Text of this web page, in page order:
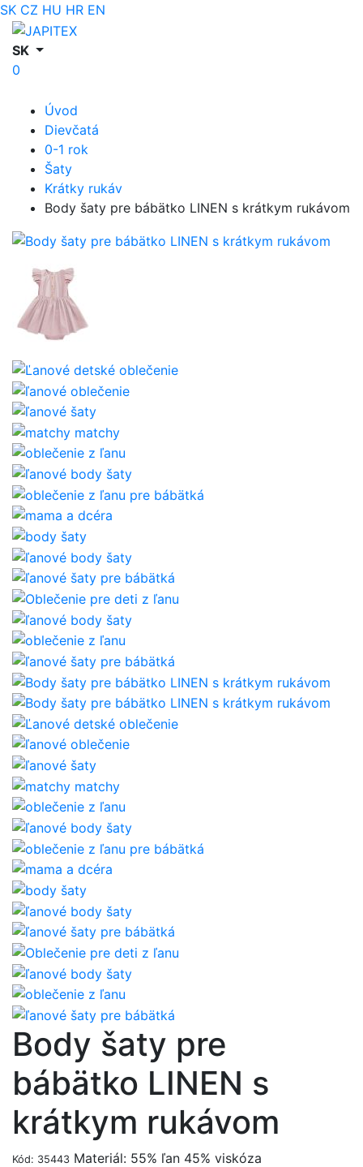
SK CZ HU HR EN
SK
0
Úvod
Dievčatá
0-1 rok
Šaty
Krátky rukáv
Body šaty pre bábätko LINEN s krátkym rukávom
Body šaty pre
bábätko LINEN s
krátkym rukávom
Kód: 35443 Materiál: 55% ľan 45% viskóza